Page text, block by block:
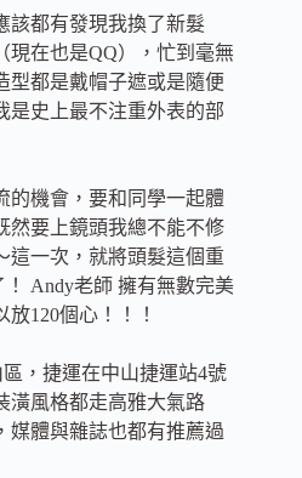
該都有發現我換了新髮
現在也是QQ），忙到毫無
型都是戴帽子遮或是隨便
是史上最不注重外表的部
的機會，要和同學一起體
然要上鏡頭我總不能不修
這一次，就將頭髮這個重
Andy老師 擁有無數完美
放120個心 ！！！
區，捷運在中山捷運站4號
潢風格都走高雅大氣路
媒體與雜誌也都有推薦過